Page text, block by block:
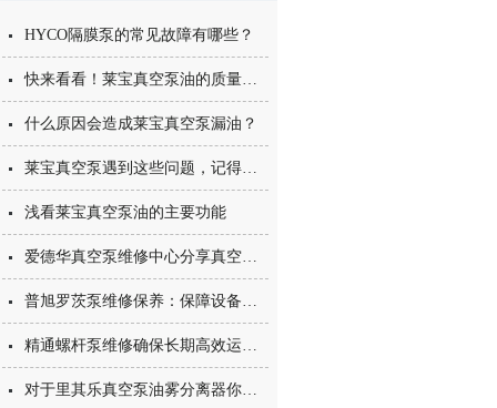
HYCO隔膜泵的常见故障有哪些？
快来看看！莱宝真空泵油的质量优劣鉴别大赏！
什么原因会造成莱宝真空泵漏油？
莱宝真空泵遇到这些问题，记得找我
浅看莱宝真空泵油的主要功能
爱德华真空泵维修中心分享真空干燥的两种方式
普旭罗茨泵维修保养：保障设备高效运行的关键
精通螺杆泵维修确保长期高效运转的关键步骤
对于里其乐真空泵油雾分离器你了解多少呢？